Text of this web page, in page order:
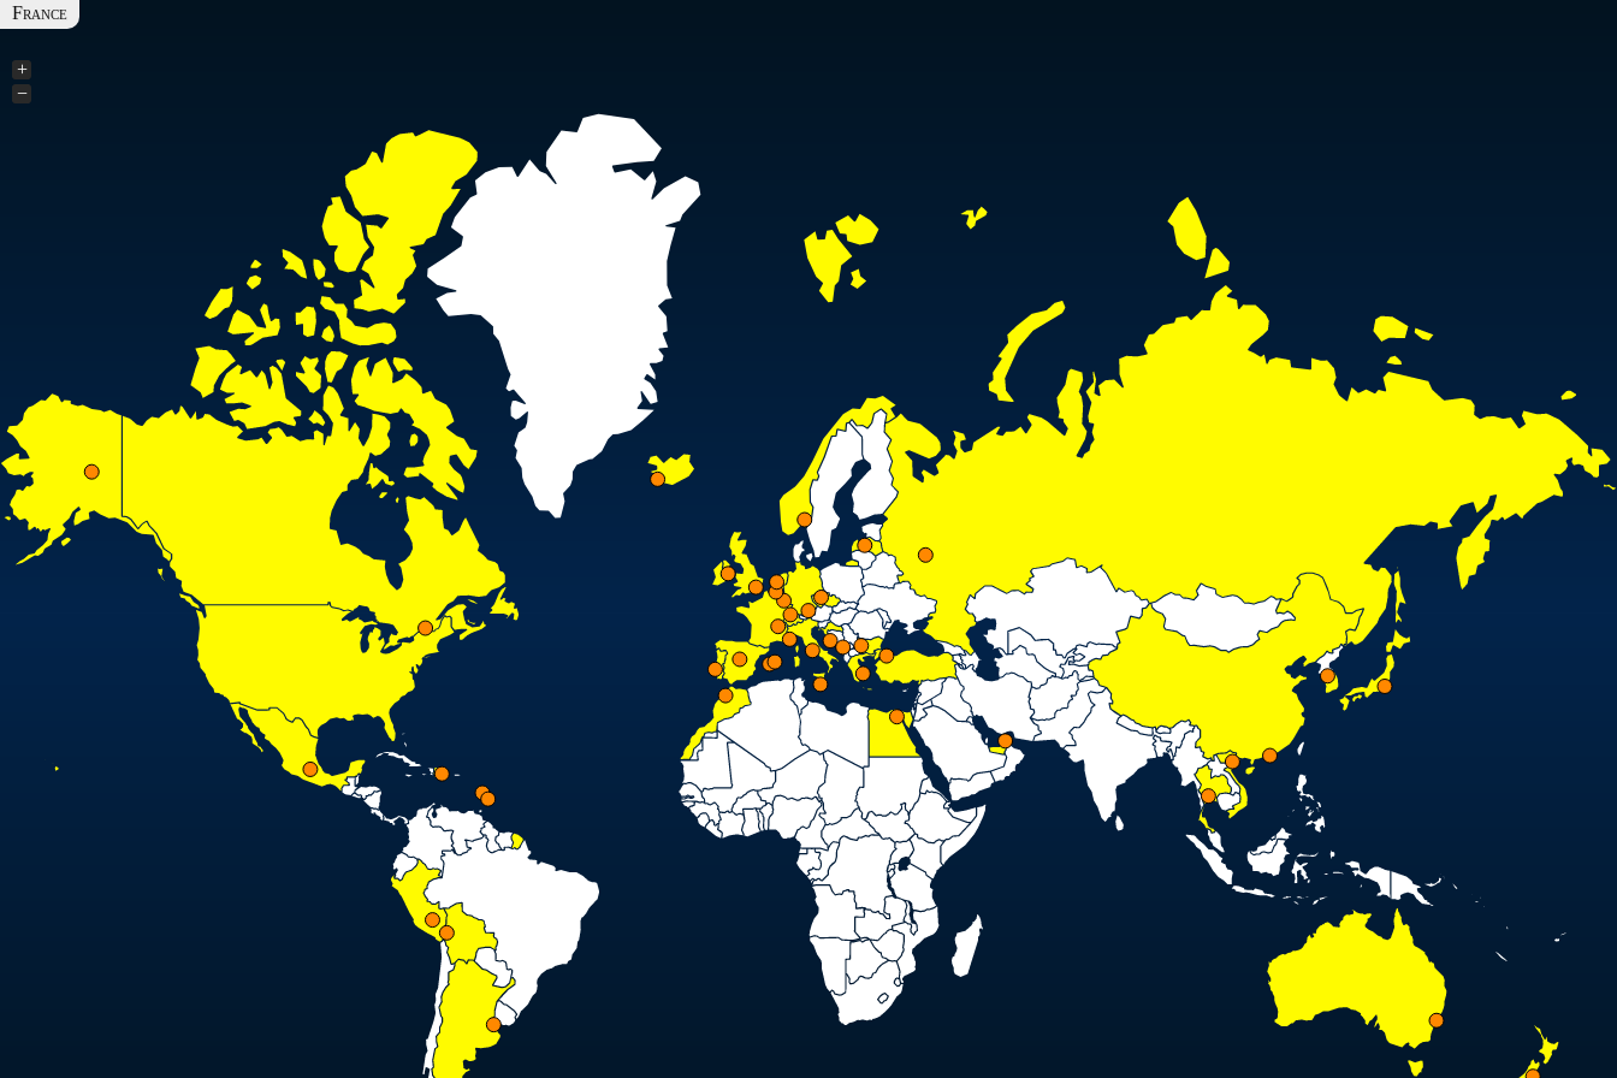
France
+
−